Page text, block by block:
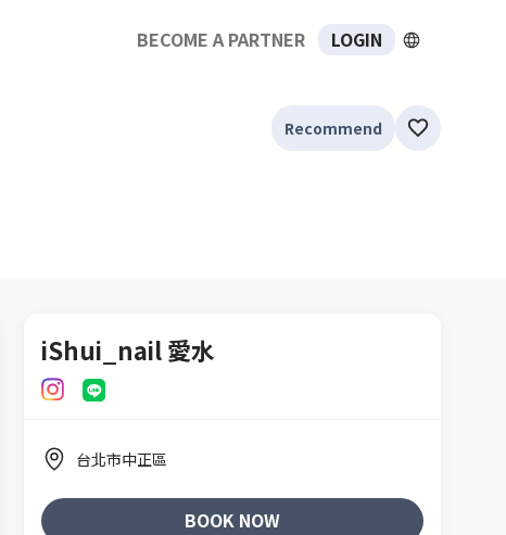
BECOME A PARTNER LOGIN
Recommend
iShui_nail 愛水
台北市中正區
BOOK NOW